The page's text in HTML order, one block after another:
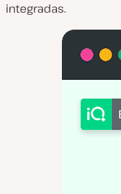
integradas.